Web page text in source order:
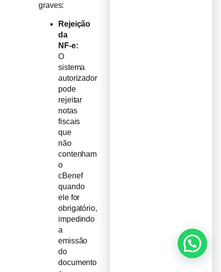
graves:
Rejeição
da
NF-e:
O
sistema
autorizador
pode
rejeitar
notas
fiscais
que
não
contenham
o
cBenef
quando
ele for
obrigatório,
impedindo
a
emissão
do
documento